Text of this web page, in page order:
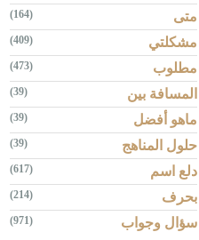
متى (164)
مشكلتي (409)
مطلوب (473)
المسافة بين (39)
ماهو أفضل (39)
حلول المناهج (39)
دلع اسم (617)
بحرف (214)
سؤال وجواب (971)